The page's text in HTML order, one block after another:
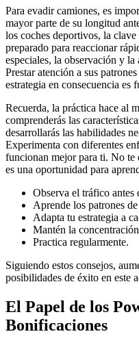
Para evadir camiones, es
mayor parte de su longitud
los coches deportivos, la
preparado para reaccionar
especiales, la observación y
Prestar atención a sus
estrategia en consecuencia es
Recuerda, la práctica hace al
comprenderás las
desarrollarás las habilidades
Experimenta con diferentes
funcionan mejor para ti. No te
es una oportunidad para
Observa el tráfico antes
Aprende los patrones
Adapta tu estrategia a
Mantén la
Practica regularmente.
Siguiendo estos consejos,
posibilidades de éxito en este
El Papel de los
Bonificaciones